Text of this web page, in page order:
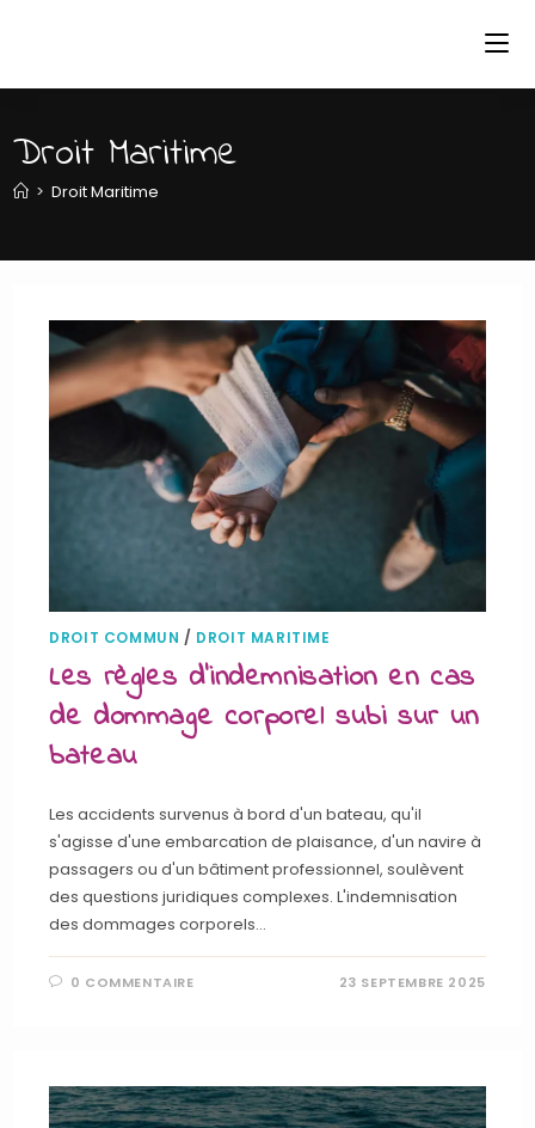
Droit Maritime
> Droit Maritime
DROIT COMMUN / DROIT MARITIME
Les règles d’indemnisation en cas
de dommage corporel subi sur un
bateau
Les accidents survenus à bord d'un bateau, qu'il
s'agisse d'une embarcation de plaisance, d'un navire à
passagers ou d'un bâtiment professionnel, soulèvent
des questions juridiques complexes. L'indemnisation
des dommages corporels…
0 COMMENTAIRE 23 SEPTEMBRE 2025